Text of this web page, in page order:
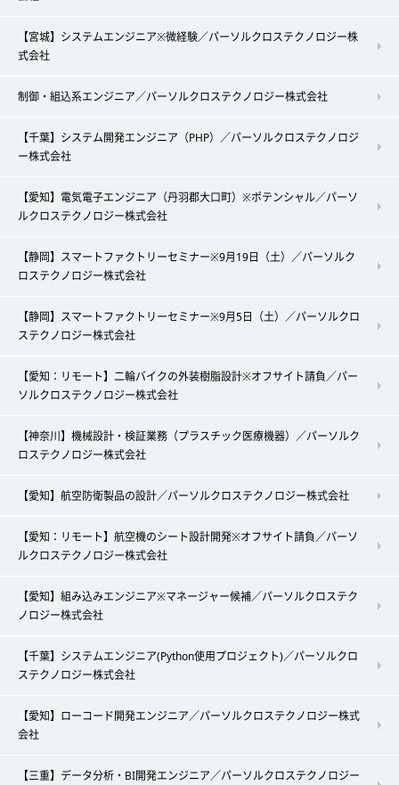
【宮城】システムエンジニア※微経験／パーソルクロステクノロジー株
式会社
制御・組込系エンジニア／パーソルクロステクノロジー株式会社
【千葉】システム開発エンジニア（PHP）／パーソルクロステクノロジ
ー株式会社
【愛知】電気電子エンジニア（丹羽郡大口町）※ポテンシャル／パーソ
ルクロステクノロジー株式会社
【静岡】スマートファクトリーセミナー※9月19日（土）／パーソルク
ロステクノロジー株式会社
【静岡】スマートファクトリーセミナー※9月5日（土）／パーソルクロ
ステクノロジー株式会社
【愛知：リモート】二輪バイクの外装樹脂設計※オフサイト請負／パー
ソルクロステクノロジー株式会社
【神奈川】機械設計・検証業務（プラスチック医療機器）／パーソルク
ロステクノロジー株式会社
【愛知】航空防衛製品の設計／パーソルクロステクノロジー株式会社
【愛知：リモート】航空機のシート設計開発※オフサイト請負／パーソ
ルクロステクノロジー株式会社
【愛知】組み込みエンジニア※マネージャー候補／パーソルクロステク
ノロジー株式会社
【千葉】システムエンジニア(Python使用プロジェクト)／パーソルクロ
ステクノロジー株式会社
【愛知】ローコード開発エンジニア／パーソルクロステクノロジー株式
会社
【三重】データ分析・BI開発エンジニア／パーソルクロステクノロジー